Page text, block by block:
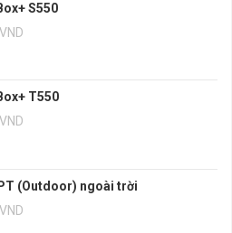
S550
VND
T550
VND
(Outdoor) ngoài trời
VND